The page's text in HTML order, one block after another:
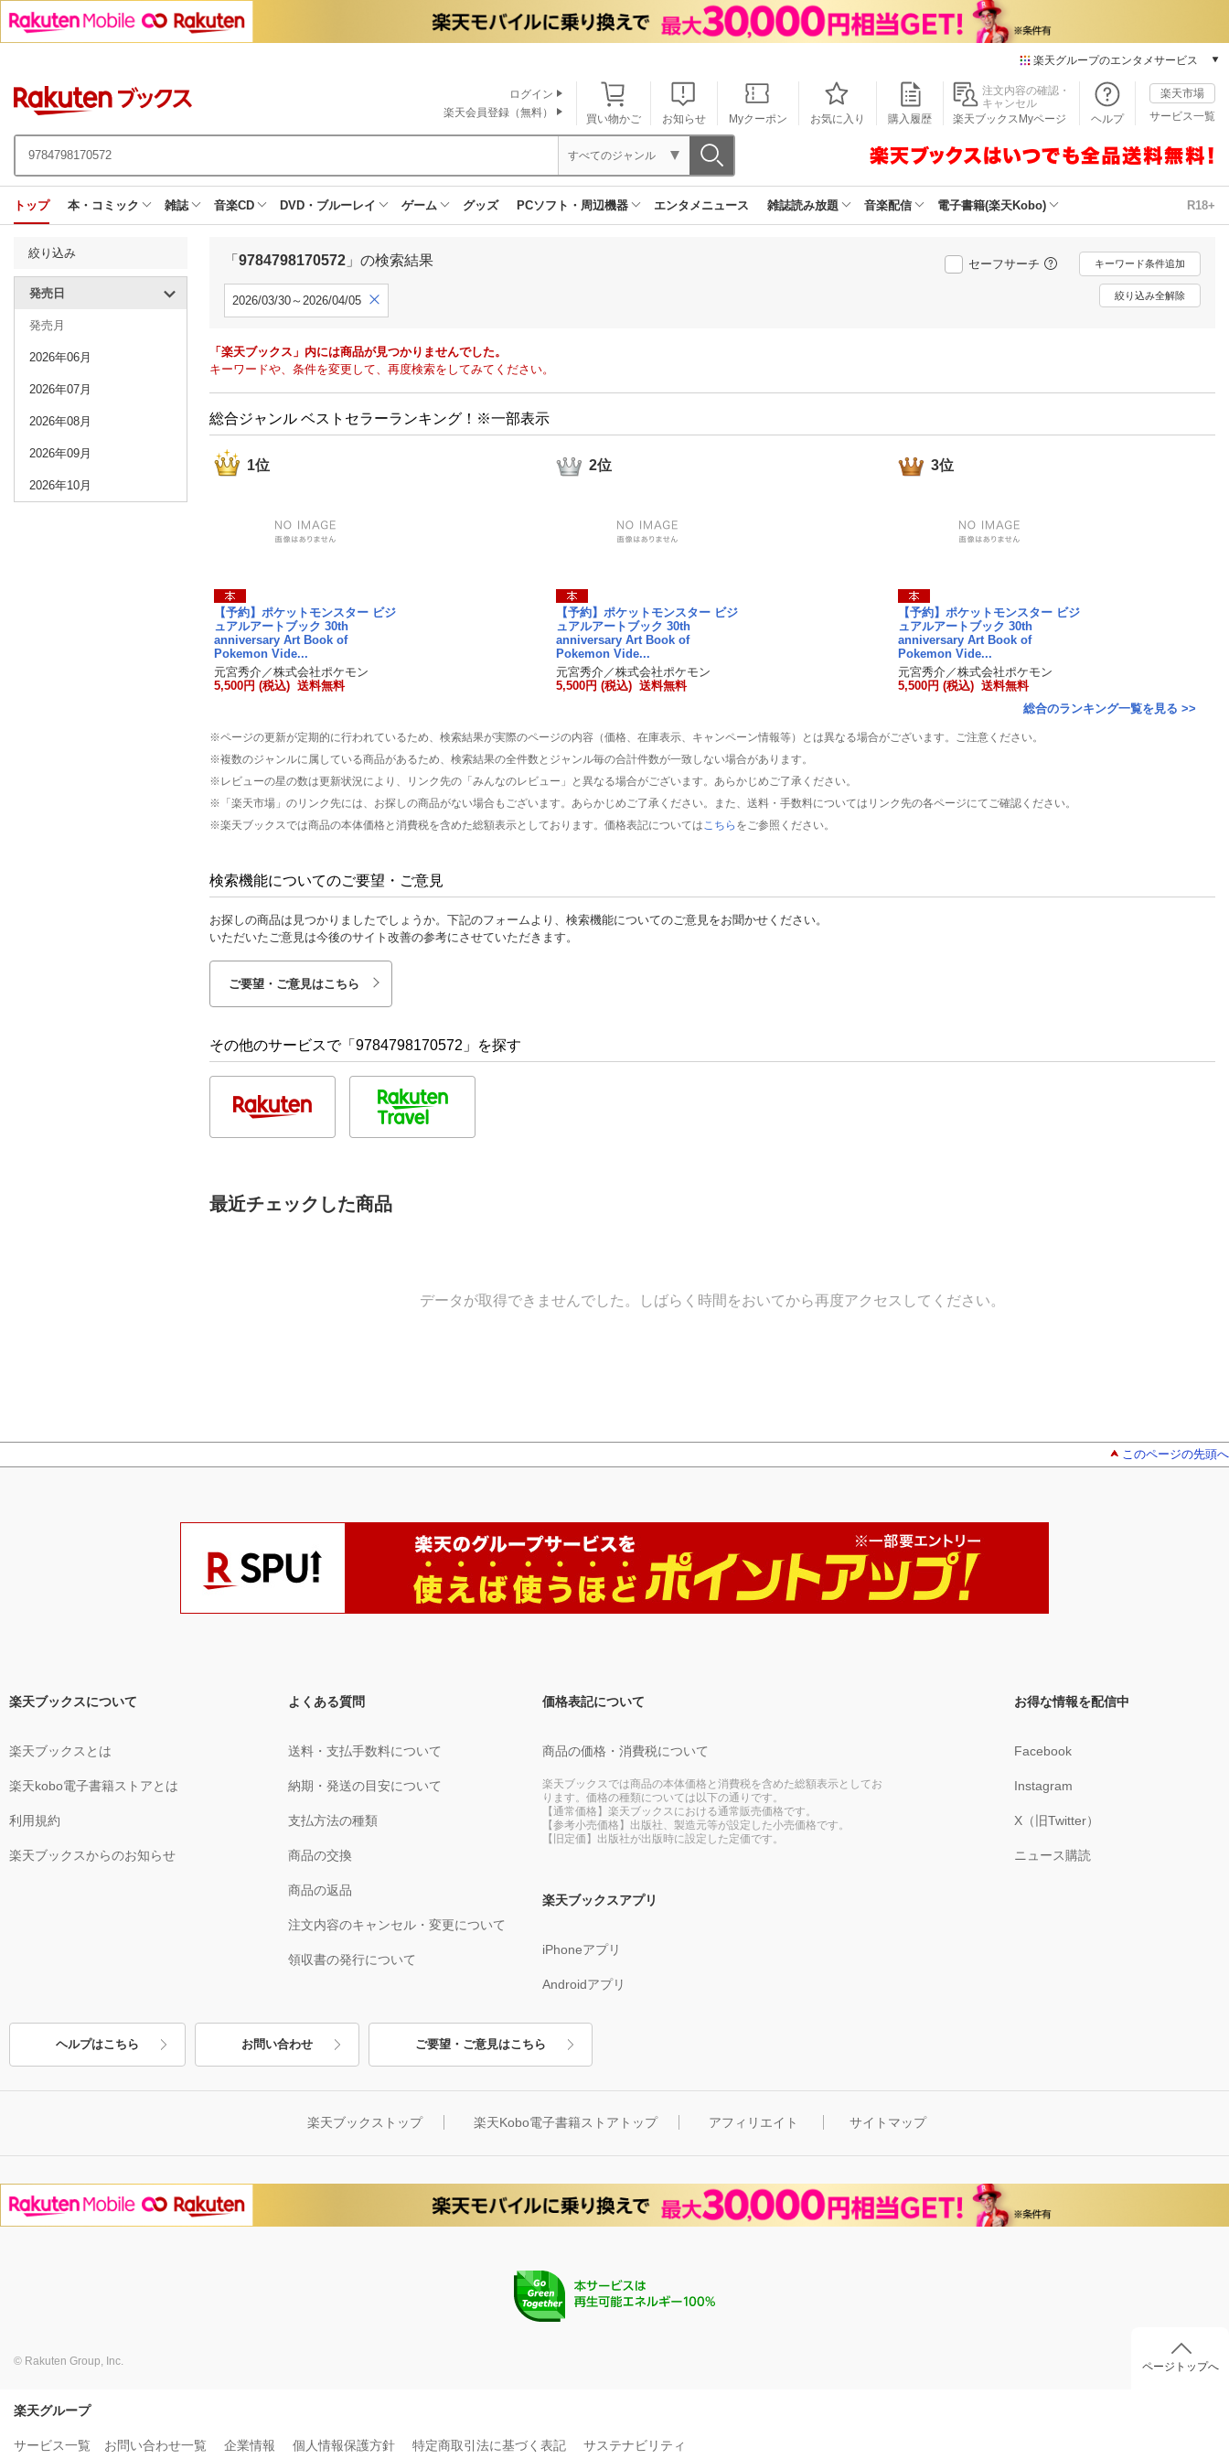
楽天グループのエンタメサービス
本/ゲーム/CD/DVD
楽天ブックス
楽天Kobo
動画配信
楽天TV
動画配信ガイド
チケット
エンタメニュース
買い物かご お知らせ Myクーポン お気に入り 購入履歴
注文内容の確認・
キャンセル
楽天ブックスMyページ
ヘルプ
楽天市場
サービス一覧
ログイン
楽天会員登録（無料）
すべてのジャンル
トップ 本・コミック 雑誌 音楽CD DVD・ブルーレイ ゲーム グッズ PCソフト・周辺機器 エンタメニュース 雑誌読み放題 音楽配信 電子書籍(楽天Kobo) R18+
絞り込み
発売日
発売月
2026年06月
2026年07月
2026年08月
2026年09月
2026年10月
「 9784798170572 」の検索結果 セーフサーチ キーワード条件追加
2026/03/30～2026/04/05 絞り込み全解除
「楽天ブックス」内には商品が見つかりませんでした。
キーワードや、条件を変更して、再度検索をしてみてください。
総合ジャンル ベストセラーランキング！※一部表示
1位
【予約】ポケットモンスター ビジ
ュアルアートブック 30th
anniversary Art Book of
Pokemon Vide...
元宮秀介／株式会社ポケモン
5,500円 (税込) 送料無料
2位
【予約】ポケットモンスター ビジ
ュアルアートブック 30th
anniversary Art Book of
Pokemon Vide...
元宮秀介／株式会社ポケモン
5,500円 (税込) 送料無料
3位
【予約】ポケットモンスター ビジ
ュアルアートブック 30th
anniversary Art Book of
Pokemon Vide...
元宮秀介／株式会社ポケモン
5,500円 (税込) 送料無料
総合のランキング一覧を見る >>
※ページの更新が定期的に行われているため、検索結果が実際のページの内容（価格、在庫表示、キャンペーン情報等）とは異なる場合がございます。ご注意ください。
※複数のジャンルに属している商品があるため、検索結果の全件数とジャンル毎の合計件数が一致しない場合があります。
※レビューの星の数は更新状況により、リンク先の「みんなのレビュー」と異なる場合がございます。あらかじめご了承ください。
※「楽天市場」のリンク先には、お探しの商品がない場合もございます。あらかじめご了承ください。また、送料・手数料についてはリンク先の各ページにてご確認ください。
※楽天ブックスでは商品の本体価格と消費税を含めた総額表示としております。価格表記については こちら をご参照ください。
検索機能についてのご要望・ご意見
お探しの商品は見つかりましたでしょうか。下記のフォームより、検索機能についてのご意見をお聞かせください。
いただいたご意見は今後のサイト改善の参考にさせていただきます。
ご要望・ご意見はこちら
その他のサービスで「9784798170572」を探す
最近チェックした商品
データが取得できませんでした。しばらく時間をおいてから再度アクセスしてください。
このページの先頭へ
楽天ブックスについて
楽天ブックスとは
楽天kobo電子書籍ストアとは
利用規約
楽天ブックスからのお知らせ
よくある質問
送料・支払手数料について
納期・発送の目安について
支払方法の種類
商品の交換
商品の返品
注文内容のキャンセル・変更について
領収書の発行について
価格表記について
商品の価格・消費税について
楽天ブックスでは商品の本体価格と消費税を含めた総額表示としてお
ります。価格の種類については以下の通りです。
【通常価格】楽天ブックスにおける通常販売価格です。
【参考小売価格】出版社、製造元等が設定した小売価格です。
【旧定価】出版社が出版時に設定した定価です。
楽天ブックスアプリ
iPhoneアプリ
Androidアプリ
お得な情報を配信中
Facebook
Instagram
X（旧Twitter）
ニュース購読
ヘルプはこちら お問い合わせ ご要望・ご意見はこちら
楽天ブックストップ 楽天Kobo電子書籍ストアトップ アフィリエイト サイトマップ
© Rakuten Group, Inc. ページトップへ
楽天グループ
サービス一覧 お問い合わせ一覧 企業情報 個人情報保護方針 特定商取引法に基づく表記 サステナビリティ